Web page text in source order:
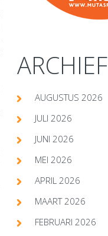
ARCHIEF
AUGUSTUS 2026
JULI 2026
JUNI 2026
MEI 2026
APRIL 2026
MAART 2026
FEBRUARI 2026